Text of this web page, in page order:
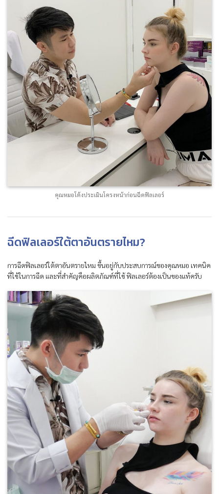
คุณหมอโต้งประเมินโครงหน้าก่อนฉีดฟิลเลอร์
ฉีดฟิลเลอร์ใต้ตาอันตรายไหม?
การฉีดฟิลเลอร์ใต้ตาอันตรายไหม ขึ้นอยู่กับประสบการณ์ของคุณหมอ เทคนิค
ที่ใช้ในการฉีด และที่สำคัญคือผลิตภัณฑ์ที่ใช้ ฟิลเลอร์ต้องเป็นของแท้ครับ